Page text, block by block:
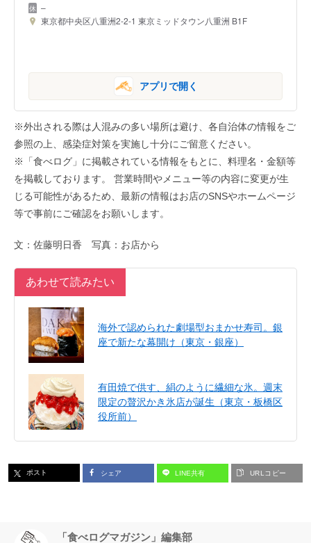
–
東京都中央区八重洲2-2-1 東京ミッドタウン八重洲 B1F
アプリで開く
※外出される際は人混みの多い場所は避け、各自治体の情報をご
参照の上、感染症対策を実施し十分にご留意ください。
※「食べログ」に掲載されている情報をもとに、料理名・金額等
を掲載しております。 営業時間やメニュー等の内容に変更が生
じる可能性があるため、最新の情報はお店のSNSやホームページ
等で事前にご確認をお願いします。
文：佐藤明日香 写真：お店から
あわせて読みたい
海外で認められた劇場型おまかせ寿司。銀
座で新たな幕開け（東京・銀座）
有田焼で供す、絹のように繊細な氷。週末
限定の贅沢かき氷店が誕生（東京・板橋区
役所前）
ポスト シェア LINE共有 URLコピー
「食べログマガジン」編集部